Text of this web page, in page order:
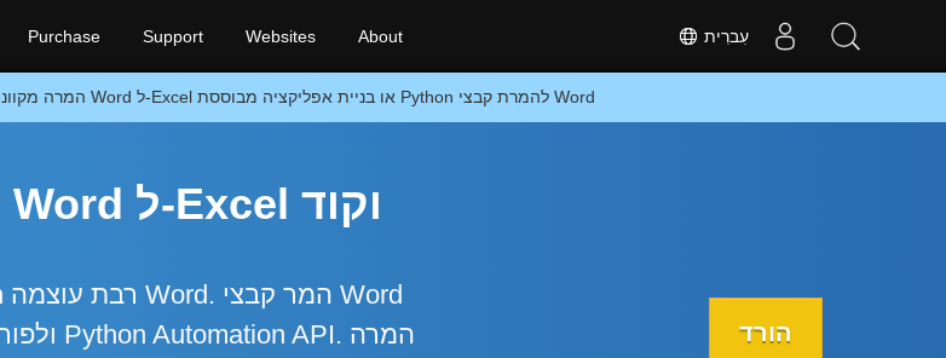
עִברִית Purchase Support Websites About
המרה מקוונת של Word ל-Excel או בניית אפליקציה מבוססת Python להמרת קבצי Word
הורד